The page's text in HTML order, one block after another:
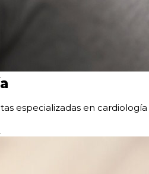
especializadas en